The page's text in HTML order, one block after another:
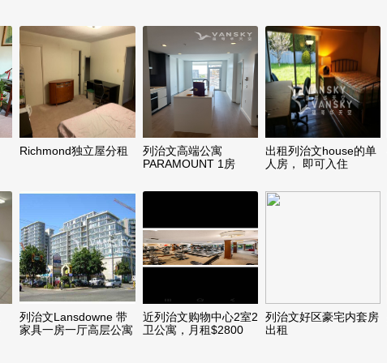
Richmond独立屋分租
列治文高端公寓
PARAMOUNT 1房
出租列治文house的单
人房， 即可入住
列治文Lansdowne 带
家具一房一厅高层公寓
近列治文购物中心2室2
卫公寓，月租$2800
列治文好区豪宅内套房
出租